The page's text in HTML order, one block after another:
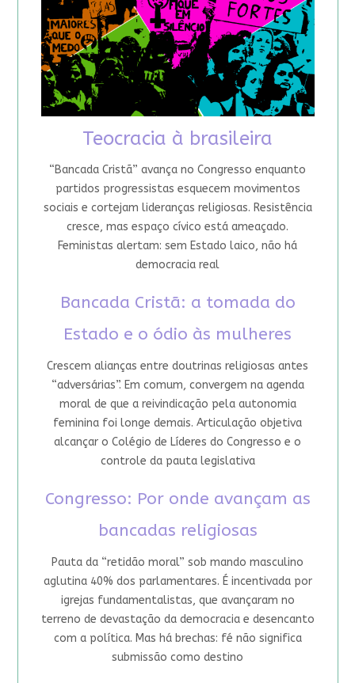
Teocracia à brasileira
“Bancada Cristã” avança no Congresso enquanto
partidos progressistas esquecem movimentos
sociais e cortejam lideranças religiosas. Resistência
cresce, mas espaço cívico está ameaçado.
Feministas alertam: sem Estado laico, não há
democracia real
Bancada Cristã: a tomada do
Estado e o ódio às mulheres
Crescem alianças entre doutrinas religiosas antes
“adversárias”. Em comum, convergem na agenda
moral de que a reivindicação pela autonomia
feminina foi longe demais. Articulação objetiva
alcançar o Colégio de Líderes do Congresso e o
controle da pauta legislativa
Congresso: Por onde avançam as
bancadas religiosas
Pauta da “retidão moral” sob mando masculino
aglutina 40% dos parlamentares. É incentivada por
igrejas fundamentalistas, que avançaram no
terreno de devastação da democracia e desencanto
com a política. Mas há brechas: fé não significa
submissão como destino